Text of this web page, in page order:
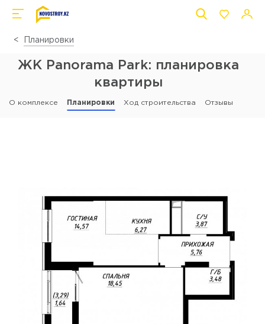
Планировки
ЖК Panorama Park: планировка
квартиры
О комплексе Планировки Ход строительства Отзывы